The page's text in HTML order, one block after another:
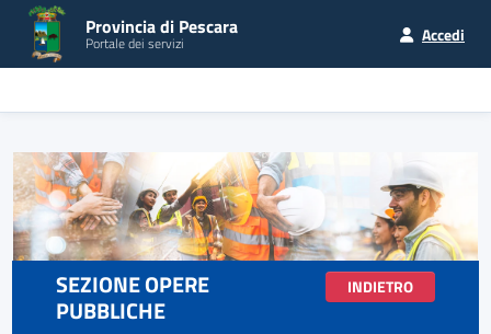
Provincia di Pescara
Portale dei servizi Accedi
SEZIONE OPERE
PUBBLICHE
INDIETRO